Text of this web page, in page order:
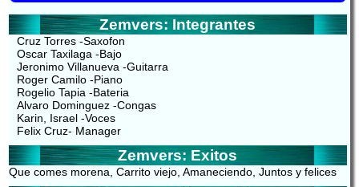
Zemvers: Integrantes
Cruz Torres -Saxofon
Oscar Taxilaga -Bajo
Jeronimo Villanueva -Guitarra
Roger Camilo -Piano
Rogelio Tapia -Bateria
Alvaro Dominguez -Congas
Karin, Israel -Voces
Felix Cruz- Manager
Zemvers: Exitos
Que comes morena, Carrito viejo, Amaneciendo, Juntos y felices